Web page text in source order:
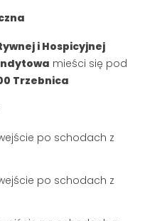
i Hospicyjnej
mieści się pod
Trzebnica
po schodach z
po schodach z